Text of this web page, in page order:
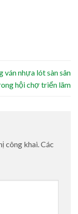
ván nhựa lót sàn sân
hội chợ triển lãm
công khai. Các